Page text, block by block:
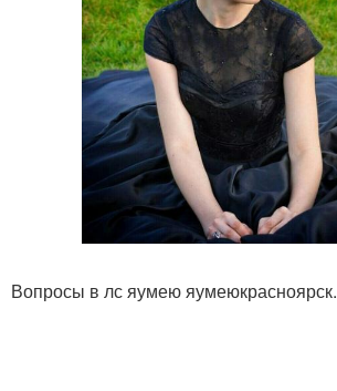
Вопросы в лс яумею яумеюкрасноярск.